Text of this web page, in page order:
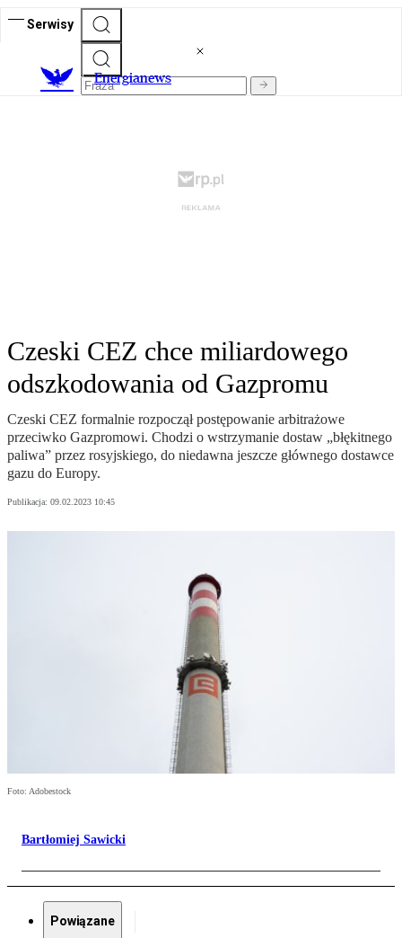
Serwisy
Energianews
Czeski CEZ chce miliardowego
odszkodowania od Gazpromu
Czeski CEZ formalnie rozpoczął postępowanie arbitrażowe
przeciwko Gazpromowi. Chodzi o wstrzymanie dostaw „błękitnego
paliwa” przez rosyjskiego, do niedawna jeszcze głównego dostawce
gazu do Europy.
Publikacja: 09.02.2023 10:45
Foto: Adobestock
Bartłomiej Sawicki
Powiązane